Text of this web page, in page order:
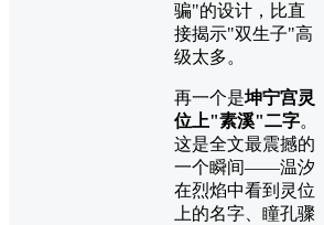
骗"的设计，比直
接揭示"双生子"高
级太多。
再一个是坤宁宫灵
位上"素溪"二字。
这是全文最震撼的
一个瞬间——温汐
在烈焰中看到灵位
上的名字、瞳孔骤